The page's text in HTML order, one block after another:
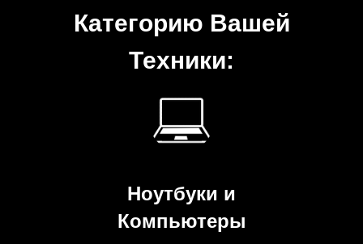
Ноутбуки и
Компьютеры
Категорию Вашей
Техники: